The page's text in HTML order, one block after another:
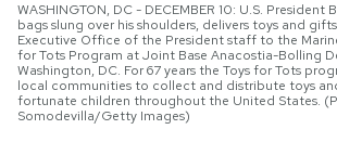
I MIEI PREFERITI
SHOP
WASHINGTON, DC - DECEMBER 10: U.S. President
bags slung over his shoulders, delivers toys and
Executive Office of the President staff to the
for Tots Program at Joint Base Anacostia-Bolling
Washington, DC. For 67 years the Toys for Tots
local communities to collect and distribute toys
fortunate children throughout the United States.
Somodevilla/Getty Images)